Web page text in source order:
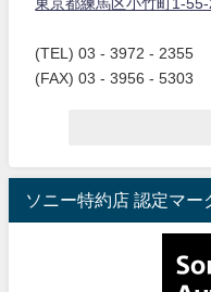
(TEL) 03 - 3972 - 2355
(FAX) 03 - 3956 - 5303
ソニー特約店 認定マー